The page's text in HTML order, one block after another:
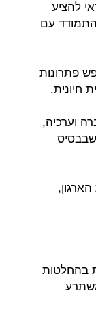
להציע
עם
פתרונות
חיונית.
וערכיה,
בהחלטות